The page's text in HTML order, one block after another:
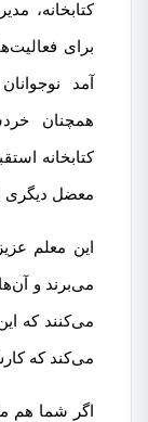
کتابخانه،
برای
آمد
همچنان
کتابخانه
معضل
این معلم
می‌برند و
می‌کنند که
می‌کند که
اگر شما هم